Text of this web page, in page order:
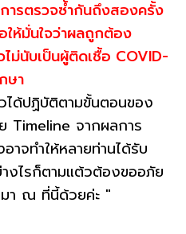
ารตรวจซ้ำกันถึงสองครั้ง
ห้มั่นใจว่าผลถูกต้อง
ม่นับเป็นผู้ติดเชื้อ COVID-
ษา
ได้ปฏิบัติตามขั้นตอนของ
Timeline จากผลการ
าจทำให้หลายท่านได้รับ
งไรก็ตามแต้วต้องขออภัย
า ณ ที่นี้ด้วยค่ะ "